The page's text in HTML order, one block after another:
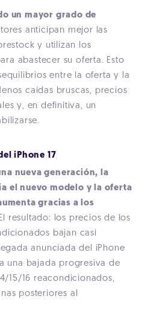
un mayor grado de
anticipan mejor las
y utilizan los
abastecer su oferta. Esto
entre la oferta y la
caídas bruscas, precios
y, en definitiva, un
iPhone 17
nueva generación, la
el nuevo modelo y la oferta
gracias a los
resultado: los precios de los
bajan casi
anunciada del iPhone
una bajada progresiva de
15/16 reacondicionados,
posteriores al